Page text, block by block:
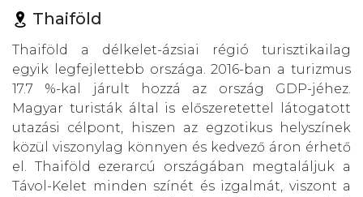
Thaiföld
Thaiföld a délkelet-ázsiai régió turisztikailag
egyik legfejlettebb országa. 2016-ban a turizmus
17.7 %-kal járult hozzá az ország GDP-jéhez.
Magyar turisták által is előszeretettel látogatott
utazási célpont, hiszen az egzotikus helyszínek
közül viszonylag könnyen és kedvező áron érhető
el. Thaiföld ezerarcú országában megtaláljuk a
Távol-Kelet minden színét és izgalmát, viszont a